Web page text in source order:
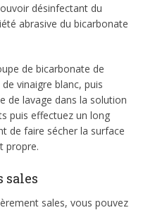
désinfectant du
abrasive du bicarbonate
de bicarbonate de
vinaigre blanc, puis
de lavage dans la solution
puis effectuez un long
de faire sécher la surface
propre.
sales
sales, vous pouvez